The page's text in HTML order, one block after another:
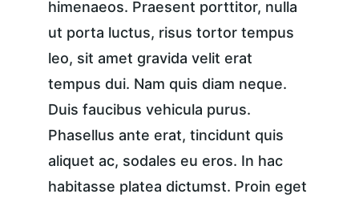
himenaeos. Praesent porttitor, nulla
ut porta luctus, risus tortor tempus
leo, sit amet gravida velit erat
tempus dui. Nam quis diam neque.
Duis faucibus vehicula purus.
Phasellus ante erat, tincidunt quis
aliquet ac, sodales eu eros. In hac
habitasse platea dictumst. Proin eget